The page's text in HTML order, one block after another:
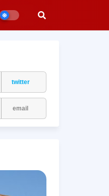
twitter
email